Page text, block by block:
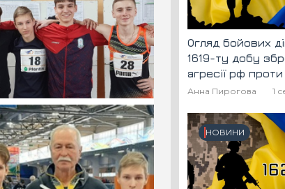
Огляд бойових
1619-ту добу
агресії рф проти
Анна Пирогова 1
НОВИНИ